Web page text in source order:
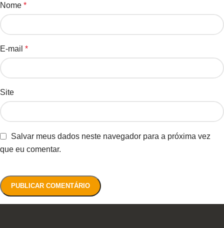
Nome *
E-mail *
Site
Salvar meus dados neste navegador para a próxima vez
que eu comentar.